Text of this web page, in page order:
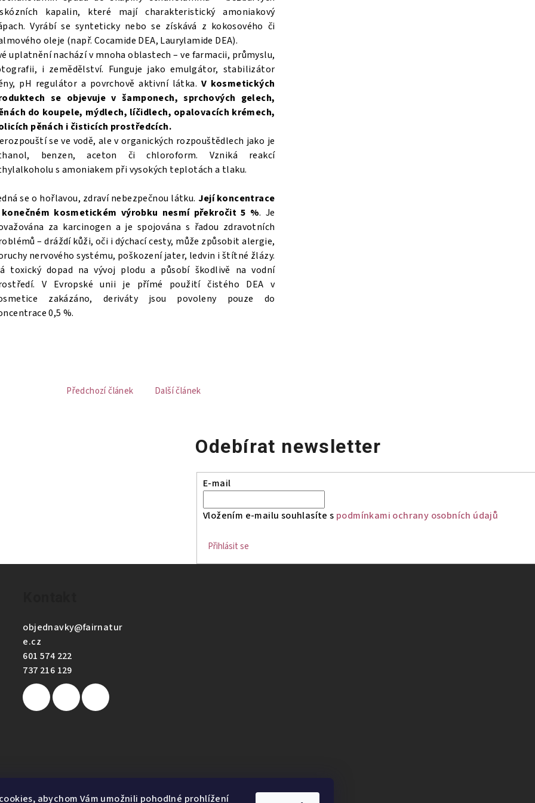
abychom Vám umožnili pohodlné prohlížení
kapalin, které mají charakteristický amoniakový
Vyrábí se synteticky nebo se získává z kokosového či
oleje (např. Cocamide DEA, Laurylamide DEA).
uplatnění nachází v mnoha oblastech – ve farmacii, průmyslu,
i zemědělství. Funguje jako emulgátor, stabilizátor
pH regulátor a povrchově aktivní látka. V kosmetických
se objevuje v šamponech, sprchových gelech,
do koupele, mýdlech, líčidlech, opalovacích krémech,
pěnách i čisticích prostředcích.
se ve vodě, ale v organických rozpouštědlech jako je
benzen, aceton či chloroform. Vzniká reakcí
s amoniakem při vysokých teplotách a tlaku.
se o hořlavou, zdraví nebezpečnou látku. Její koncentrace
kosmetickém výrobku nesmí překročit 5 %. Je
za karcinogen a je spojována s řadou zdravotních
– dráždí kůži, oči i dýchací cesty, může způsobit alergie,
nervového systému, poškození jater, ledvin i štítné žlázy.
toxický dopad na vývoj plodu a působí škodlivě na vodní
V Evropské unii je přímé použití čistého DEA v
zakázáno, deriváty jsou povoleny pouze do
0,5 %.
Předchozí článek Další článek
Odebírat newsletter
E-mail
Vložením e-mailu souhlasíte s podmínkami ochrany osobních údajů
Přihlásit se
objednavky@fairnatur
e.cz
601 574 222
737 216 129